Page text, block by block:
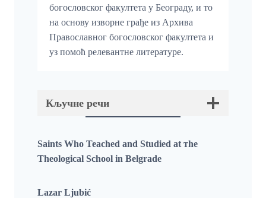
богословског факултета у Београду, и то
на основу изворне грађе из Архива
Православног богословског факултета и
уз помоћ релевантне литературе.
Кључне речи
Saints Who Teached аnd Studied аt тhe
Theological School in Belgrade
Lazar Ljubić